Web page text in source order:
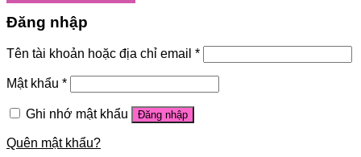
Đăng nhập
Tên tài khoản hoặc địa chỉ email *
Mật khẩu *
Ghi nhớ mật khẩu Đăng nhập
Quên mật khẩu?